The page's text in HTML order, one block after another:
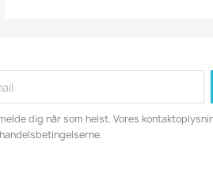
dig når som helst. Vores